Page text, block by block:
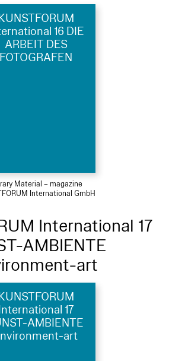
16 DIE
ARBEIT DES
FOTOGRAFEN
Material – magazine
International GmbH
International 17
AMBIENTE
art
17
AMBIENTE
art